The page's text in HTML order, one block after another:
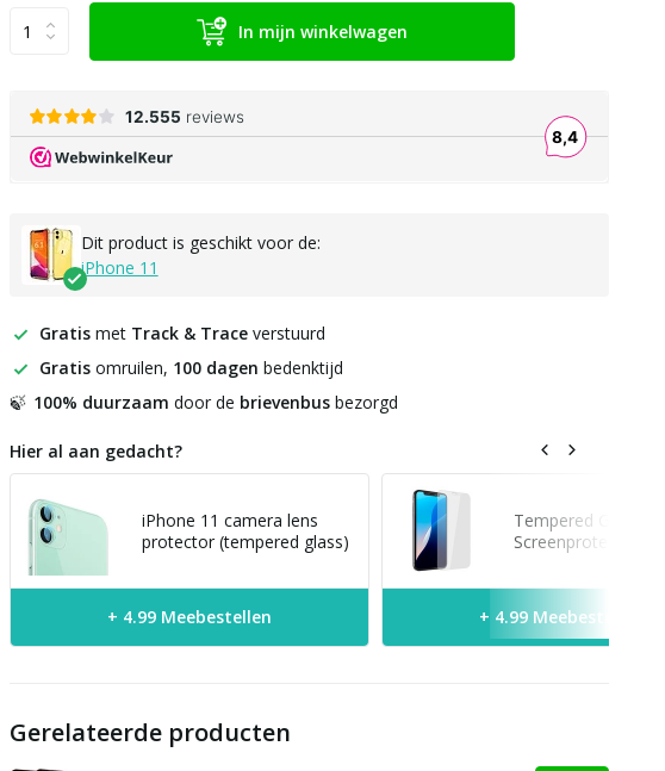
In mijn winkelwagen
Dit product is geschikt voor de:
iPhone 11
Gratismet Track & Traceverstuurd
Gratisomruilen, 100 dagen bedenktijd
🍃 100% duurzaam door de brievenbusbezorgd
Hier al aan gedacht?
iPhone 11 camera lens
protector (tempered glass)
+ 4.99 Meebestellen
Tempered Glass
Screenprotector
+ 4.99 Meebestellen
Gerelateerde producten